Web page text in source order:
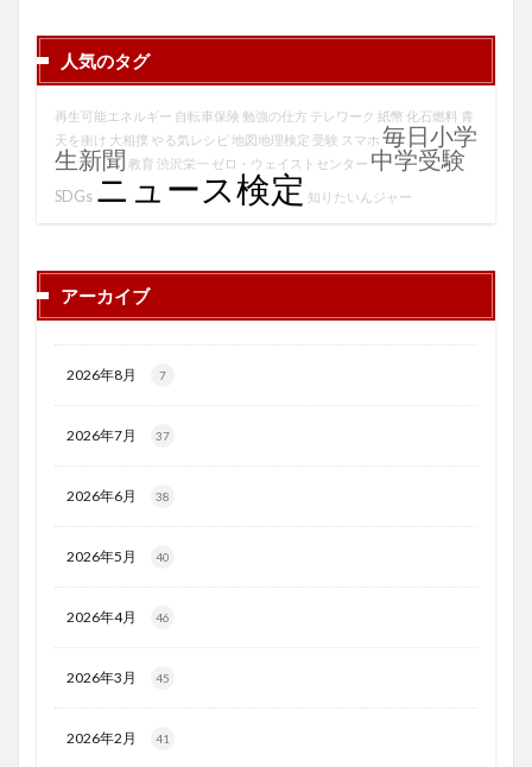
人気のタグ
再生可能エネルギー 自転車保険 勉強の仕方 テレワーク 紙幣 化石燃料 青
天を衝け 大相撲 やる気レシピ 地図地理検定 受験 スマホ 毎日小学
生新聞 教育 渋沢栄一 ゼロ・ウェイストセンター 中学受験
SDGs ニュース検定 知りたいんジャー
アーカイブ
2026年8月 7
2026年7月 37
2026年6月 38
2026年5月 40
2026年4月 46
2026年3月 45
2026年2月 41